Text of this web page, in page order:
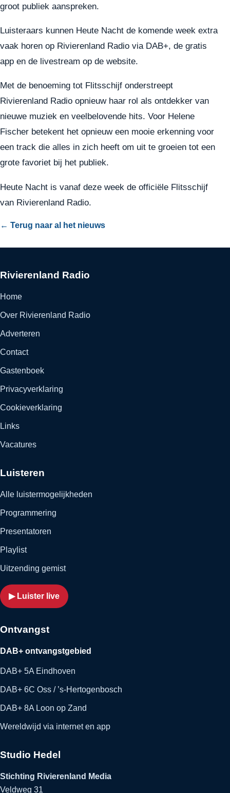
groot publiek aanspreken.
Luisteraars kunnen Heute Nacht de komende week extra
vaak horen op Rivierenland Radio via DAB+, de gratis
app en de livestream op de website.
Met de benoeming tot Flitsschijf onderstreept
Rivierenland Radio opnieuw haar rol als ontdekker van
nieuwe muziek en veelbelovende hits. Voor Helene
Fischer betekent het opnieuw een mooie erkenning voor
een track die alles in zich heeft om uit te groeien tot een
grote favoriet bij het publiek.
Heute Nacht is vanaf deze week de officiële Flitsschijf
van Rivierenland Radio.
← Terug naar al het nieuws
Rivierenland Radio
Home
Over Rivierenland Radio
Adverteren
Contact
Gastenboek
Privacyverklaring
Cookieverklaring
Links
Vacatures
Luisteren
Alle luistermogelijkheden
Programmering
Presentatoren
Playlist
Uitzending gemist
▶ Luister live
Ontvangst
DAB+ ontvangstgebied
DAB+ 5A Eindhoven
DAB+ 6C Oss / ’s-Hertogenbosch
DAB+ 8A Loon op Zand
Wereldwijd via internet en app
Studio Hedel
Stichting Rivierenland Media
Veldweg 31